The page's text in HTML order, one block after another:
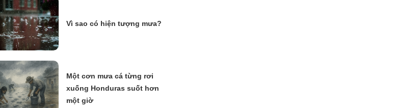
Vì sao có hiện tượng mưa?
Một cơn mưa cá từng rơi
xuống Honduras suốt hơn
một giờ